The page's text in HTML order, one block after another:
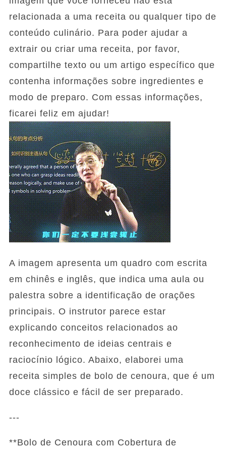
relacionada a uma receita ou qualquer tipo de
conteúdo culinário. Para poder ajudar a
extrair ou criar uma receita, por favor,
compartilhe texto ou um artigo específico que
contenha informações sobre ingredientes e
modo de preparo. Com essas informações,
ficarei feliz em ajudar!
A imagem apresenta um quadro com escrita
em chinês e inglês, que indica uma aula ou
palestra sobre a identificação de orações
principais. O instrutor parece estar
explicando conceitos relacionados ao
reconhecimento de ideias centrais e
raciocínio lógico. Abaixo, elaborei uma
receita simples de bolo de cenoura, que é um
doce clássico e fácil de ser preparado.
---
**Bolo de Cenoura com Cobertura de